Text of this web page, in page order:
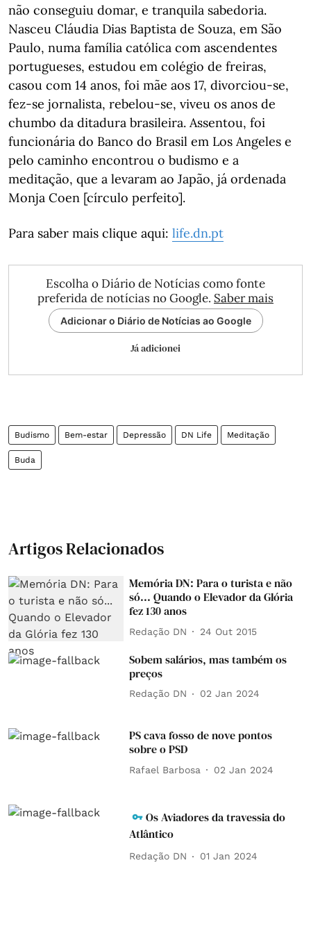
não conseguiu domar, e tranquila sabedoria.
Nasceu Cláudia Dias Baptista de Souza, em São
Paulo, numa família católica com ascendentes
portugueses, estudou em colégio de freiras,
casou com 14 anos, foi mãe aos 17, divorciou-se,
fez-se jornalista, rebelou-se, viveu os anos de
chumbo da ditadura brasileira. Assentou, foi
funcionária do Banco do Brasil em Los Angeles e
pelo caminho encontrou o budismo e a
meditação, que a levaram ao Japão, já ordenada
Monja Coen [círculo perfeito].
Para saber mais clique aqui: life.dn.pt
Escolha o Diário de Notícias como fonte
preferida de notícias no Google. Saber mais
Adicionar o Diário de Notícias ao Google
Já adicionei
Budismo Bem-estar Depressão DN Life Meditação
Buda
Artigos Relacionados
Memória DN: Para o turista e não
só... Quando o Elevador da Glória
fez 130 anos
Redação DN 24 Out 2015
Sobem salários, mas também os
preços
Redação DN 02 Jan 2024
PS cava fosso de nove pontos
sobre o PSD
Rafael Barbosa 02 Jan 2024
Os Aviadores da travessia do
Atlântico
Redação DN 01 Jan 2024